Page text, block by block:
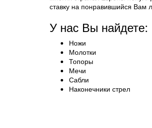
ставку на понравившийся Вам
У нас Вы найдете:
Ножи
Молотки
Топоры
Мечи
Сабли
Наконечники стрел